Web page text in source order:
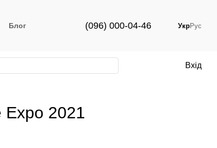
Блог
(096) 000-04-46 УкрРус
Вхід
Expo 2021